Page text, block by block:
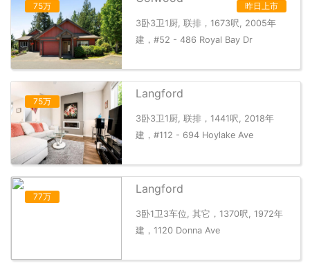
75万 昨日上市
3卧3卫1厨, 联排，1673呎, 2005年
建，#52 - 486 Royal Bay Dr
75万
Langford
3卧3卫1厨, 联排，1441呎, 2018年
建，#112 - 694 Hoylake Ave
77万
Langford
3卧1卫3车位, 其它，1370呎, 1972年
建，1120 Donna Ave